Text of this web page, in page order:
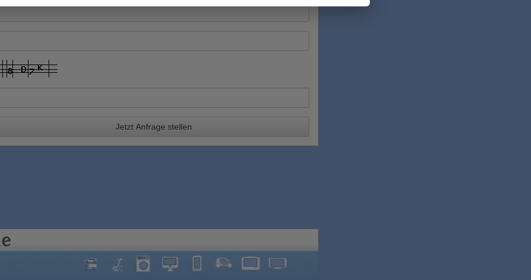
Jetzt Anfrage stellen